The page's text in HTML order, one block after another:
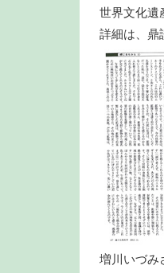
世界文化遺
詳細は、鼎
増川いづみ